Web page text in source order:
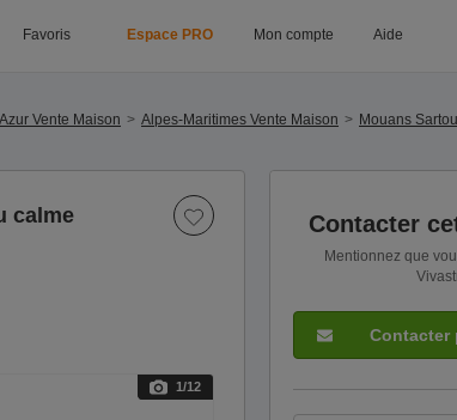
Favoris Espace PRO Mon compte Aide
Vente Maison Alpes-Maritimes Vente Maison
Mouans
calme
1/12
Contacter
Mentionnez que
Contacter